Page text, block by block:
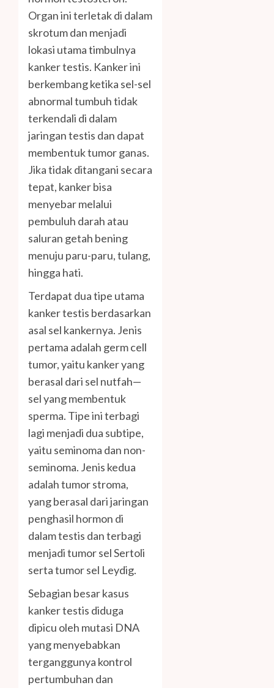
Organ ini terletak di dalam
skrotum dan menjadi
lokasi utama timbulnya
kanker testis. Kanker ini
berkembang ketika sel-sel
abnormal tumbuh tidak
terkendali di dalam
jaringan testis dan dapat
membentuk tumor ganas.
Jika tidak ditangani secara
tepat, kanker bisa
menyebar melalui
pembuluh darah atau
saluran getah bening
menuju paru-paru, tulang,
hingga hati.
Terdapat dua tipe utama
kanker testis berdasarkan
asal sel kankernya. Jenis
pertama adalah germ cell
tumor, yaitu kanker yang
berasal dari sel nutfah—
sel yang membentuk
sperma. Tipe ini terbagi
lagi menjadi dua subtipe,
yaitu seminoma dan non-
seminoma. Jenis kedua
adalah tumor stroma,
yang berasal dari jaringan
penghasil hormon di
dalam testis dan terbagi
menjadi tumor sel Sertoli
serta tumor sel Leydig.
Sebagian besar kasus
kanker testis diduga
dipicu oleh mutasi DNA
yang menyebabkan
terganggunya kontrol
pertumbuhan dan